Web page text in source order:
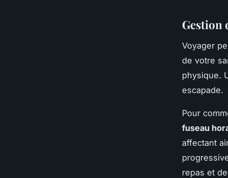
Gestion
Voyager
de votre
physique.
escapade.
Pour
fuseau
affectant
repas et